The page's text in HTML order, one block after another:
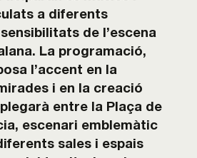
a diferents
sensibilitats de l’escena
La programació,
l’accent en la
i en la creació
entre la Plaça de
escenari emblemàtic
sales i espais